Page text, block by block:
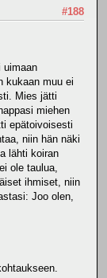
#188
uimaan
kukaan muu ei
Mies jätti
miehen
epätoivoisesti
niin hän näki
lähti koiran
ole taulua,
ihmiset, niin
Joo olen,